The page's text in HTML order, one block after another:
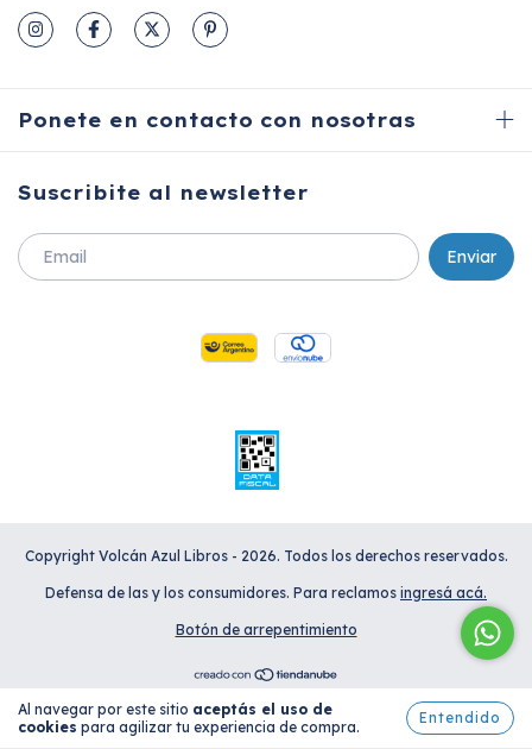
Al navegar por este sitio aceptás el uso de
cookies para agilizar tu experiencia de compra.
Entendido
Ponete en contacto con nosotras
Suscribite al newsletter
Copyright Volcán Azul Libros - 2026. Todos los derechos reservados.
Defensa de las y los consumidores. Para reclamos ingresá acá.
Botón de arrepentimiento